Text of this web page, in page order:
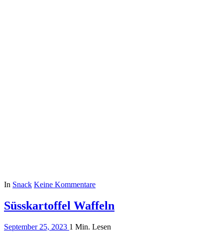
In Snack Keine Kommentare
Süsskartoffel Waffeln
September 25, 2023 1 Min. Lesen